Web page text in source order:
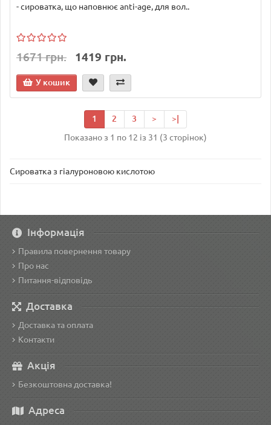
- сироватка, що наповнює anti-age, для вол..
1671 грн. 1419 грн.
У кошик
1 2 3 >
>|
Показано з 1 по 12 із 31 (3 сторінок)
Сироватка з гіалуроновою кислотою
Інформація
Правила повернення товару
Про нас
Питання-відповідь
Доставка
Доставка та оплата
Контакти
Акція
Безкоштовна доставка!
Адреса